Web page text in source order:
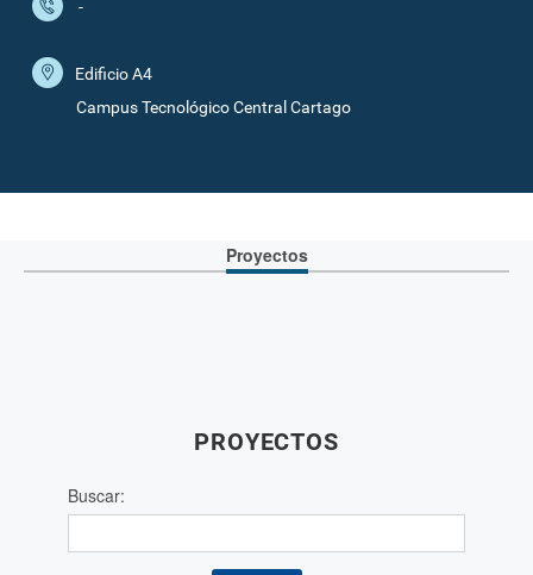
-
Edificio A4
Campus Tecnológico Central Cartago
Proyectos
PROYECTOS
Buscar: